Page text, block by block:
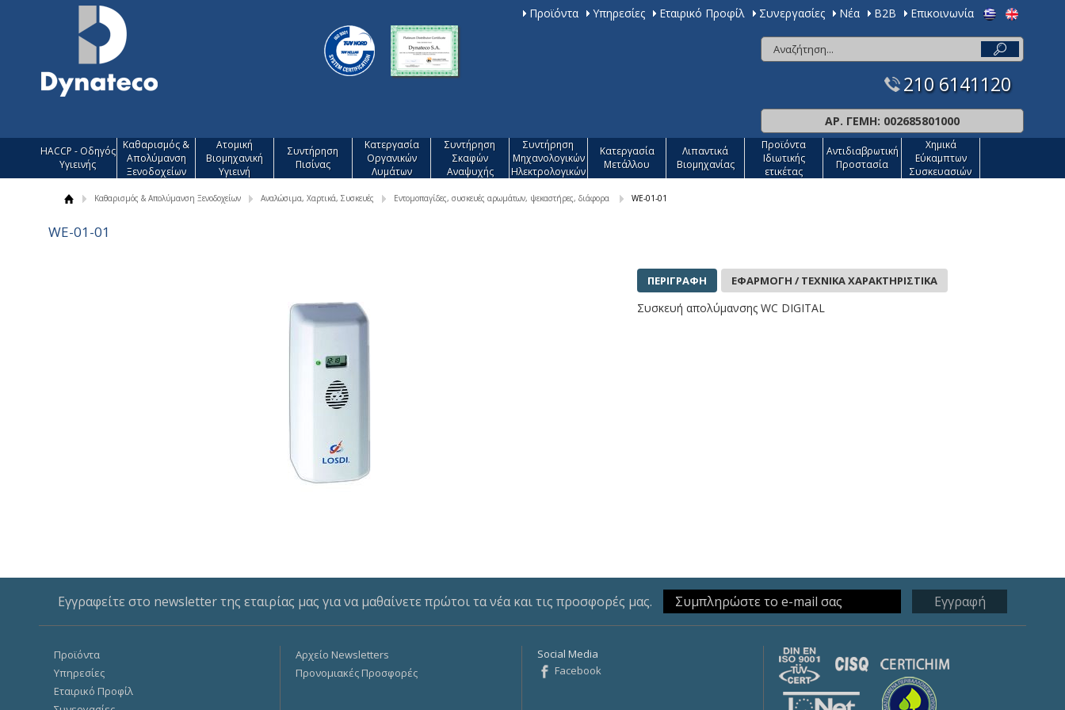
Προϊόντα Υπηρεσίες Εταιρικό Προφίλ Συνεργασίες Νέα Β2Β Επικοινωνία
210 6141120
ΑΡ. ΓΕΜΗ: 002685801000
HACCP - Οδηγός
Υγιεινής
Καθαρισμός &
Απολύμανση
Ξενοδοχείων
Ατομική
Βιομηχανική
Υγιεινή
Συντήρηση
Πισίνας
Κατεργασία
Οργανικών
Λυμάτων
Συντήρηση
Σκαφών
Αναψυχής
Συντήρηση
Μηχανολογικών
Ηλεκτρολογικών
Κατεργασία
Mετάλλου
Λιπαντικά
Βιομηχανίας
Προϊόντα
Ιδιωτικής
ετικέτας
Αντιδιαβρωτική
Προστασία
Χημικά
Εύκαμπτων
Συσκευασιών
Καθαρισμός & Απολύμανση Ξενοδοχείων Αναλώσιμα, Χαρτικά, Συσκευές Εντομοπαγίδες, συσκευές αρωμάτων, ψεκαστήρες, διάφορα WE-01-01
WE-01-01
ΠΕΡΙΓΡΑΦΗ ΕΦΑΡΜΟΓΗ / ΤΕΧΝΙΚΑ ΧΑΡΑΚΤΗΡΙΣΤΙΚΑ
Συσκευή απολύμανσης WC DIGITAL
Εγγραφείτε στο newsletter της εταιρίας μας για να μαθαίνετε πρώτοι τα νέα και τις προσφορές μας.
Προϊόντα
Υπηρεσίες
Εταιρικό Προφίλ
Αρχείο Newsletters
Προνομιακές Προσφορές
Social Media
Facebook